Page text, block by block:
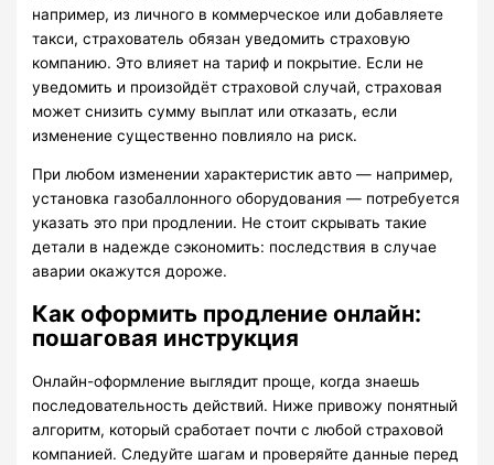
например, из личного в коммерческое или добавляете
такси, страхователь обязан уведомить страховую
компанию. Это влияет на тариф и покрытие. Если не
уведомить и произойдёт страховой случай, страховая
может снизить сумму выплат или отказать, если
изменение существенно повлияло на риск.
При любом изменении характеристик авто — например,
установка газобаллонного оборудования — потребуется
указать это при продлении. Не стоит скрывать такие
детали в надежде сэкономить: последствия в случае
аварии окажутся дороже.
Как оформить продление онлайн:
пошаговая инструкция
Онлайн-оформление выглядит проще, когда знаешь
последовательность действий. Ниже привожу понятный
алгоритм, который сработает почти с любой страховой
компанией. Следуйте шагам и проверяйте данные перед